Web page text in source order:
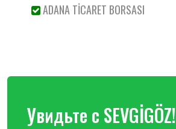
ADANA TİCARET BORSASI
Увидьте с SEVGİGÖZ!